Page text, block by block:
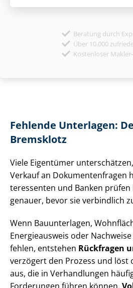
Beratung durch
Über 10.000
Kostenloser
Fehlende Unterlagen:
Bremsklotz
Viele Eigentümer
Verkauf an Do­ku­men­ten­fra­gen
ter­es­sen­ten und Banken
genauer, bevor sie verbindlich
Wenn Bauunterlagen,
Energieausweis oder
fehlen, entstehen Rückfragen
verzögert den Prozess und löst
aus, die in Verhandlungen